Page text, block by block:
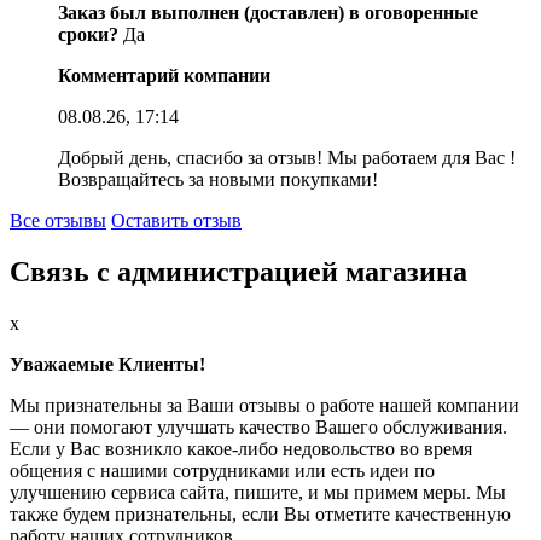
Заказ был выполнен (доставлен) в оговоренные
сроки? Да
Комментарий компании
08.08.26, 17:14
Добрый день, спасибо за отзыв! Мы работаем для Вас !
Возвращайтесь за новыми покупками!
Все отзывы Оставить отзыв
Связь с администрацией магазина
x
Уважаемые Клиенты!
Мы признательны за Ваши отзывы о работе нашей компании
— они помогают улучшать качество Вашего обслуживания.
Если у Вас возникло какое-либо недовольство во время
общения с нашими сотрудниками или есть идеи по
улучшению сервиса сайта, пишите, и мы примем меры. Мы
также будем признательны, если Вы отметите качественную
работу наших сотрудников.